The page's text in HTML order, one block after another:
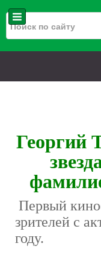
Георгий
Первый
зрителей с
году.